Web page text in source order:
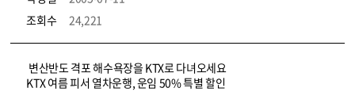
조회수
24,221
뉴스·홍보_보도자료 상세보기 – 내용, 파일, 담당자 연락처로 구성
변산반도 격포 해수욕장을 KTX로 다녀오세요
KTX 여름 피서 열차운행, 운임 50% 특별 할인